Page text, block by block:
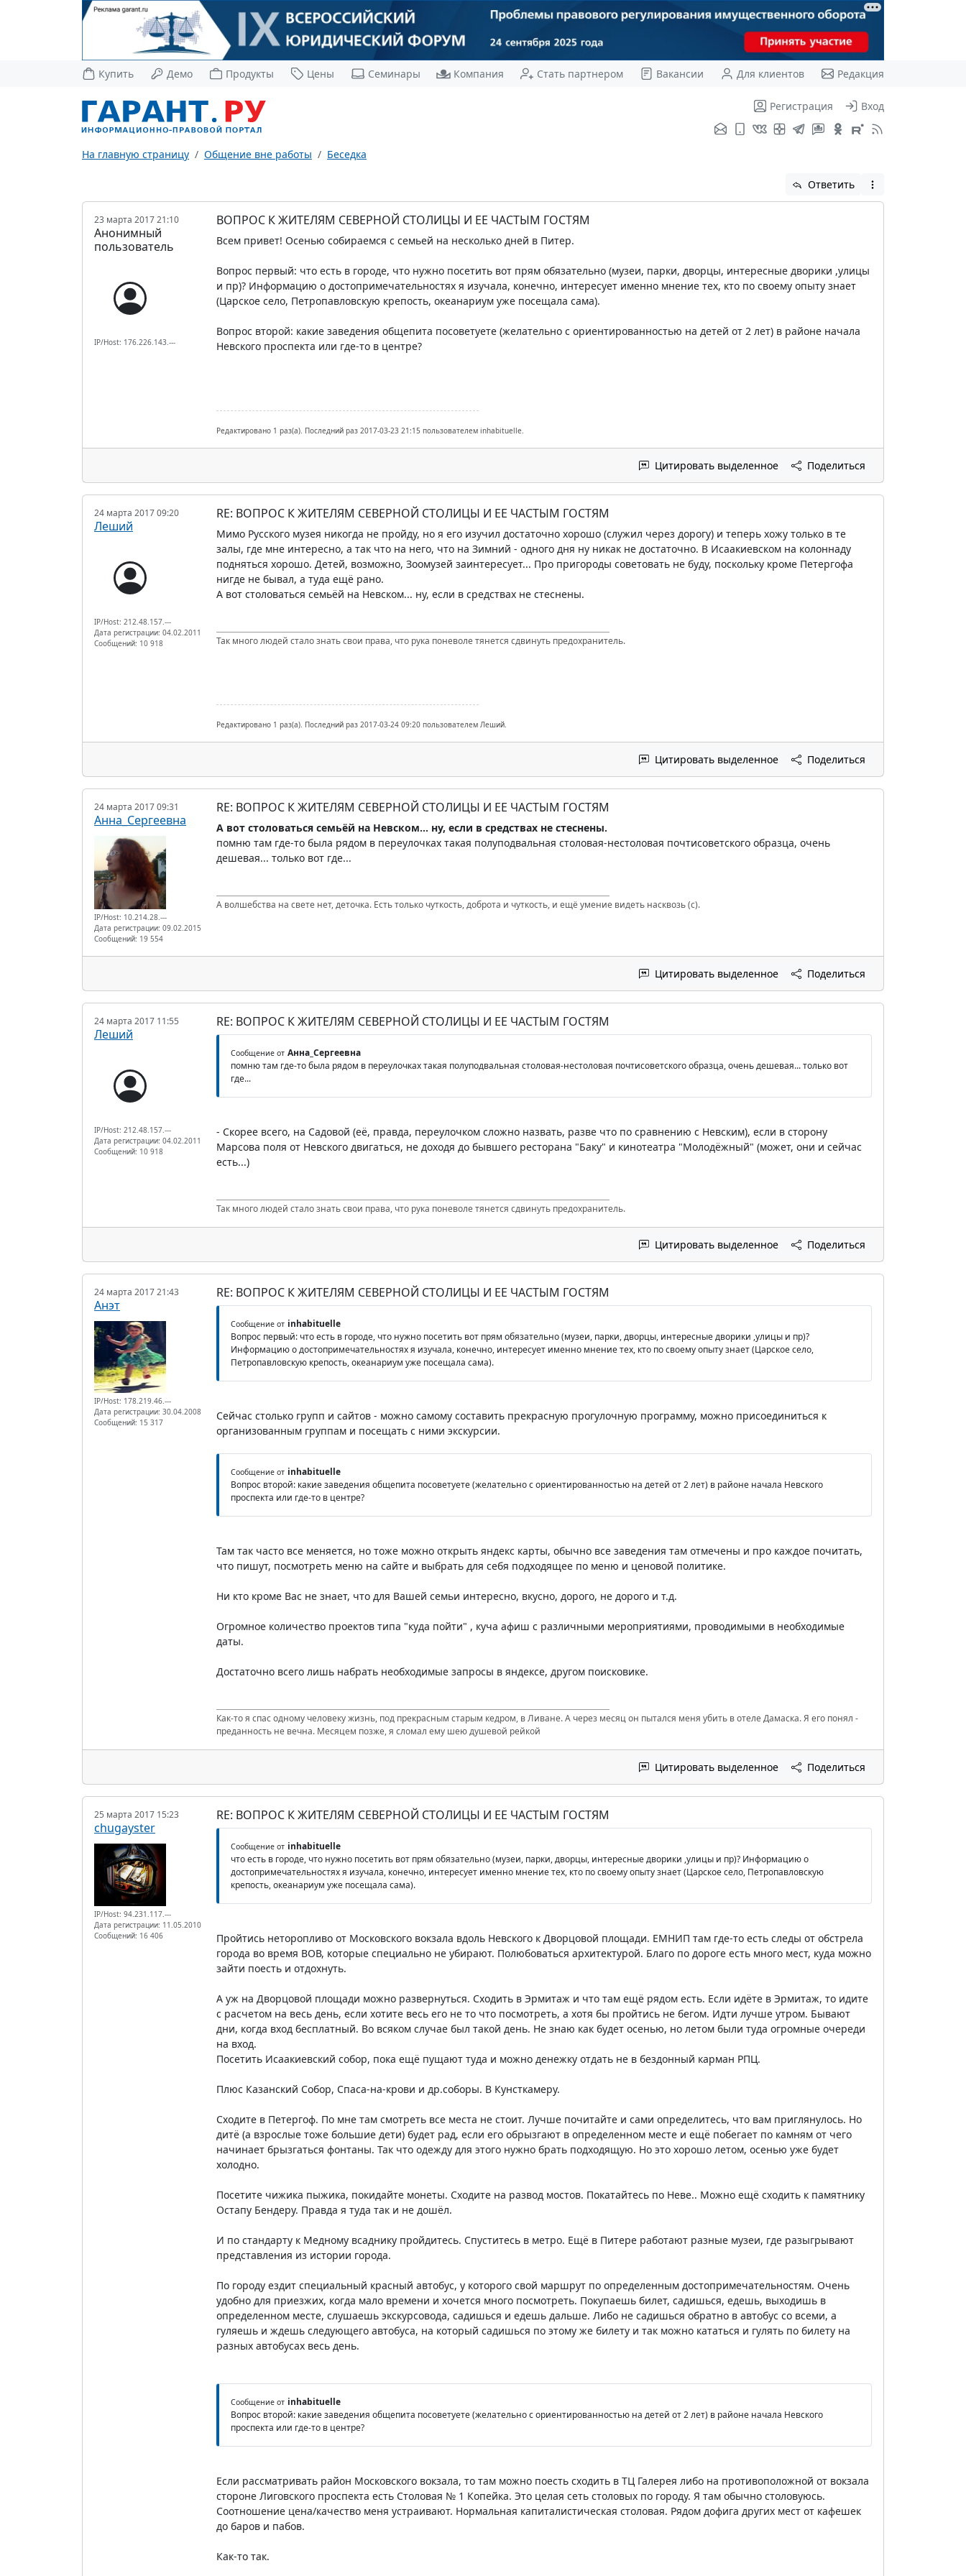
Купить Демо Продукты Цены Семинары Компания Стать партнером Вакансии Для клиентов Редакция
Регистрация Вход
На главную страницу Общение вне работы Беседка
Ответить
23 марта 2017 21:10
Анонимный
пользователь
IP/Host: 176.226.143.---
ВОПРОС К ЖИТЕЛЯМ СЕВЕРНОЙ СТОЛИЦЫ И ЕЕ ЧАСТЫМ ГОСТЯМ
Всем привет! Осенью собираемся с семьей на несколько дней в Питер.
Вопрос первый: что есть в городе, что нужно посетить вот прям обязательно (музеи, парки, дворцы, интересные дворики ,улицы
и пр)? Информацию о достопримечательностях я изучала, конечно, интересует именно мнение тех, кто по своему опыту знает
(Царское село, Петропавловскую крепость, океанариум уже посещала сама).
Вопрос второй: какие заведения общепита посоветуете (желательно с ориентированностью на детей от 2 лет) в районе начала
Невского проспекта или где-то в центре?
Редактировано 1 раз(а). Последний раз 2017-03-23 21:15 пользователем inhabituelle.
Цитировать выделенное Поделиться
24 марта 2017 09:20
Леший
IP/Host: 212.48.157.---
Дата регистрации: 04.02.2011
Сообщений: 10 918
RE: ВОПРОС К ЖИТЕЛЯМ СЕВЕРНОЙ СТОЛИЦЫ И ЕЕ ЧАСТЫМ ГОСТЯМ
Мимо Русского музея никогда не пройду, но я его изучил достаточно хорошо (служил через дорогу) и теперь хожу только в те
залы, где мне интересно, а так что на него, что на Зимний - одного дня ну никак не достаточно. В Исаакиевском на колоннаду
подняться хорошо. Детей, возможно, Зоомузей заинтересует... Про пригороды советовать не буду, поскольку кроме Петергофа
нигде не бывал, а туда ещё рано.
А вот столоваться семьёй на Невском... ну, если в средствах не стеснены.
Так много людей стало знать свои права, что рука поневоле тянется сдвинуть предохранитель.
Редактировано 1 раз(а). Последний раз 2017-03-24 09:20 пользователем Леший.
Цитировать выделенное Поделиться
24 марта 2017 09:31
Анна_Сергеевна
IP/Host: 10.214.28.---
Дата регистрации: 09.02.2015
Сообщений: 19 554
RE: ВОПРОС К ЖИТЕЛЯМ СЕВЕРНОЙ СТОЛИЦЫ И ЕЕ ЧАСТЫМ ГОСТЯМ
А вот столоваться семьёй на Невском... ну, если в средствах не стеснены.
помню там где-то была рядом в переулочках такая полуподвальная столовая-нестоловая почтисоветского образца, очень
дешевая... только вот где...
А волшебства на свете нет, деточка. Есть только чуткость, доброта и чуткость, и ещё умение видеть насквозь (с).
Цитировать выделенное Поделиться
24 марта 2017 11:55
Леший
IP/Host: 212.48.157.---
Дата регистрации: 04.02.2011
Сообщений: 10 918
RE: ВОПРОС К ЖИТЕЛЯМ СЕВЕРНОЙ СТОЛИЦЫ И ЕЕ ЧАСТЫМ ГОСТЯМ
Сообщение от Анна_Сергеевна
помню там где-то была рядом в переулочках такая полуподвальная столовая-нестоловая почтисоветского образца, очень дешевая... только вот
где...
- Скорее всего, на Садовой (её, правда, переулочком сложно назвать, разве что по сравнению с Невским), если в сторону
Марсова поля от Невского двигаться, не доходя до бывшего ресторана "Баку" и кинотеатра "Молодёжный" (может, они и сейчас
есть...)
Так много людей стало знать свои права, что рука поневоле тянется сдвинуть предохранитель.
Цитировать выделенное Поделиться
24 марта 2017 21:43
Анэт
IP/Host: 178.219.46.---
Дата регистрации: 30.04.2008
Сообщений: 15 317
RE: ВОПРОС К ЖИТЕЛЯМ СЕВЕРНОЙ СТОЛИЦЫ И ЕЕ ЧАСТЫМ ГОСТЯМ
Сообщение от inhabituelle
Вопрос первый: что есть в городе, что нужно посетить вот прям обязательно (музеи, парки, дворцы, интересные дворики ,улицы и пр)?
Информацию о достопримечательностях я изучала, конечно, интересует именно мнение тех, кто по своему опыту знает (Царское село,
Петропавловскую крепость, океанариум уже посещала сама).
Сейчас столько групп и сайтов - можно самому составить прекрасную прогулочную программу, можно присоединиться к
организованным группам и посещать с ними экскурсии.
Сообщение от inhabituelle
Вопрос второй: какие заведения общепита посоветуете (желательно с ориентированностью на детей от 2 лет) в районе начала Невского
проспекта или где-то в центре?
Там так часто все меняется, но тоже можно открыть яндекс карты, обычно все заведения там отмечены и про каждое почитать,
что пишут, посмотреть меню на сайте и выбрать для себя подходящее по меню и ценовой политике.
Ни кто кроме Вас не знает, что для Вашей семьи интересно, вкусно, дорого, не дорого и т.д.
Огромное количество проектов типа "куда пойти" , куча афиш с различными мероприятиями, проводимыми в необходимые
даты.
Достаточно всего лишь набрать необходимые запросы в яндексе, другом поисковике.
Как-то я спас одному человеку жизнь, под прекрасным старым кедром, в Ливане. А через месяц он пытался меня убить в отеле Дамаска. Я его понял -
преданность не вечна. Месяцем позже, я сломал ему шею душевой рейкой
Цитировать выделенное Поделиться
25 марта 2017 15:23
chugayster
IP/Host: 94.231.117.---
Дата регистрации: 11.05.2010
Сообщений: 16 406
RE: ВОПРОС К ЖИТЕЛЯМ СЕВЕРНОЙ СТОЛИЦЫ И ЕЕ ЧАСТЫМ ГОСТЯМ
Сообщение от inhabituelle
что есть в городе, что нужно посетить вот прям обязательно (музеи, парки, дворцы, интересные дворики ,улицы и пр)? Информацию о
достопримечательностях я изучала, конечно, интересует именно мнение тех, кто по своему опыту знает (Царское село, Петропавловскую
крепость, океанариум уже посещала сама).
Пройтись неторопливо от Московского вокзала вдоль Невского к Дворцовой площади. ЕМНИП там где-то есть следы от обстрела
города во время ВОВ, которые специально не убирают. Полюбоваться архитектурой. Благо по дороге есть много мест, куда можно
зайти поесть и отдохнуть.
А уж на Дворцовой площади можно развернуться. Сходить в Эрмитаж и что там ещё рядом есть. Если идёте в Эрмитаж, то идите
с расчетом на весь день, если хотите весь его не то что посмотреть, а хотя бы пройтись не бегом. Идти лучше утром. Бывают
дни, когда вход бесплатный. Во всяком случае был такой день. Не знаю как будет осенью, но летом были туда огромные очереди
на вход.
Посетить Исаакиевский собор, пока ещё пущают туда и можно денежку отдать не в бездонный карман РПЦ.
Плюс Казанский Собор, Спаса-на-крови и др.соборы. В Кунсткамеру.
Сходите в Петергоф. По мне там смотреть все места не стоит. Лучше почитайте и сами определитесь, что вам приглянулось. Но
дитё (а взрослые тоже большие дети) будет рад, если его обрызгают в определенном месте и ещё побегает по камням от чего
начинает брызгаться фонтаны. Так что одежду для этого нужно брать подходящую. Но это хорошо летом, осенью уже будет
холодно.
Посетите чижика пыжика, покидайте монеты. Сходите на развод мостов. Покатайтесь по Неве.. Можно ещё сходить к памятнику
Остапу Бендеру. Правда я туда так и не дошёл.
И по стандарту к Медному всаднику пройдитесь. Спуститесь в метро. Ещё в Питере работают разные музеи, где разыгрывают
представления из истории города.
По городу ездит специальный красный автобус, у которого свой маршрут по определенным достопримечательностям. Очень
удобно для приезжих, когда мало времени и хочется много посмотреть. Покупаешь билет, садишься, едешь, выходишь в
определенном месте, слушаешь экскурсовода, садишься и едешь дальше. Либо не садишься обратно в автобус со всеми, а
гуляешь и ждешь следующего автобуса, на который садишься по этому же билету и так можно кататься и гулять по билету на
разных автобусах весь день.
Сообщение от inhabituelle
Вопрос второй: какие заведения общепита посоветуете (желательно с ориентированностью на детей от 2 лет) в районе начала Невского
проспекта или где-то в центре?
Если рассматривать район Московского вокзала, то там можно поесть сходить в ТЦ Галерея либо на противоположной от вокзала
стороне Лиговского проспекта есть Столовая № 1 Копейка. Это целая сеть столовых по городу. Я там обычно столовуюсь.
Соотношение цена/качество меня устраивают. Нормальная капиталистическая столовая. Рядом дофига других мест от кафешек
до баров и пабов.
Как-то так.